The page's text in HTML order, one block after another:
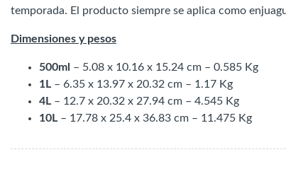
temporada. El producto siempre se aplica como
Dimensiones y pesos
500ml – 5.08 x 10.16 x 15.24 cm – 0.585 Kg
1L – 6.35 x 13.97 x 20.32 cm – 1.17 Kg
4L – 12.7 x 20.32 x 27.94 cm – 4.545 Kg
10L – 17.78 x 25.4 x 36.83 cm – 11.475 Kg